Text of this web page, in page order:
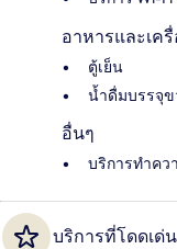
อาหารและเค
ตู้เย็น
น้ำดื่มบรรจุ
อื่นๆ
บริการทำคว
บริการที่โดดเด่น